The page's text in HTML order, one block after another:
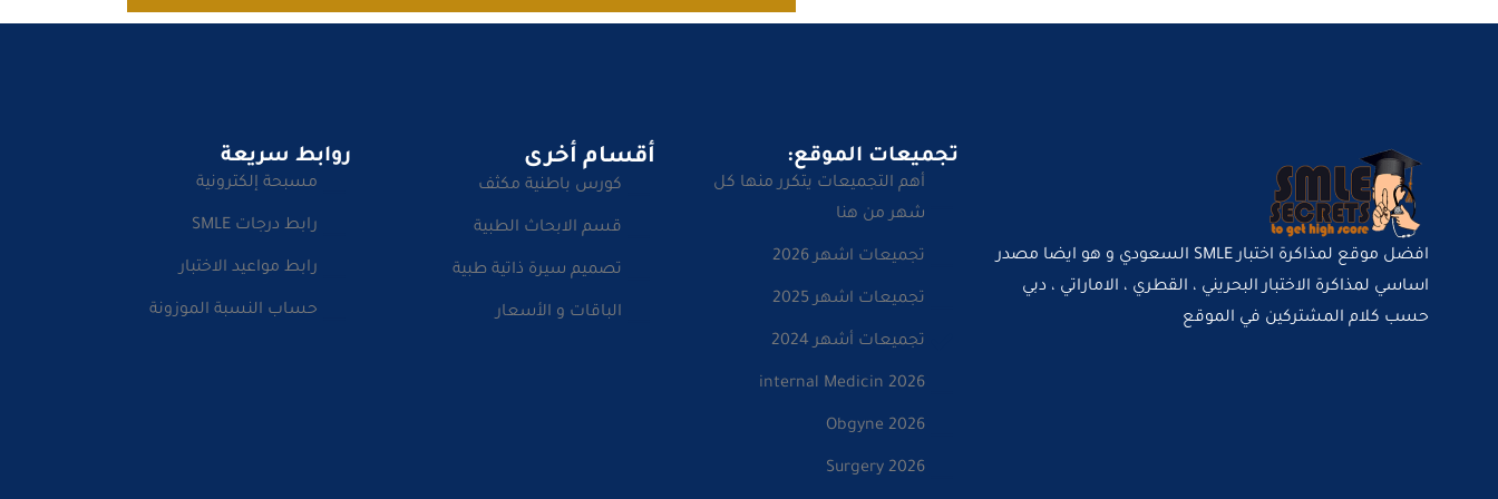
افضل موقع لمذاكرة اختبار SMLE السعودي و هو ايضا مصدر
اساسي لمذاكرة الاختبار البحريني ، القطري ، الاماراتي ، دبي
حسب كلام المشتركين في الموقع
تجميعات الموقع:
أهم التجميعات يتكرر منها كل
شهر من هنا
تجميعات اشهر 2026
تجميعات اشهر 2025
تجميعات أشهر 2024
internal Medicin 2026
Obgyne 2026
Surgery 2026
أقسام أخرى
كورس باطنية مكثف
قسم الابحاث الطبية
تصميم سيرة ذاتية طبية
الباقات و الأسعار
روابط سريعة
مسبحة إلكترونية
رابط درجات SMLE
رابط مواعيد الاختبار
حساب النسبة الموزونة